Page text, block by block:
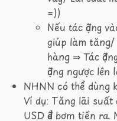
=))
Nếu tác động
giúp làm tăng/
hàng ⇒ Tác
động ngược lên
NHNN có thể dùng
Ví dụ: Tăng lãi suất
USD để bơm tiền